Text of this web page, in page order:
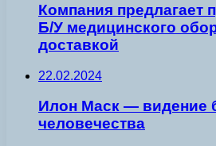
Компания предлагает
Б/У медицинского
доставкой
22.02.2024
Илон Маск — видение
человечества